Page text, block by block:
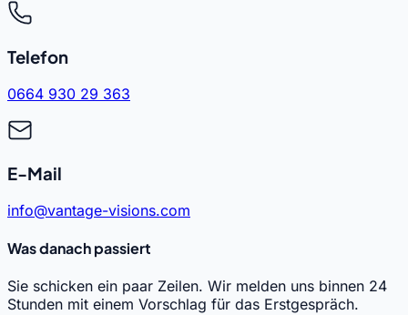
Telefon
0664 930 29 363
E-Mail
info@vantage-visions.com
Was danach passiert
Sie schicken ein paar Zeilen. Wir melden uns binnen 24
Stunden mit einem Vorschlag für das Erstgespräch.